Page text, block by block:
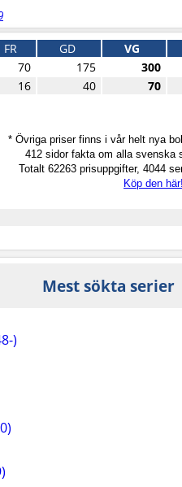
FR GD VG
70 175 300
16 40 70
* Övriga priser finns i vår helt nya
412 sidor fakta om alla svenska
Totalt 62263 prisuppgifter, 4044
Köp den här!
Mest sökta serier
)